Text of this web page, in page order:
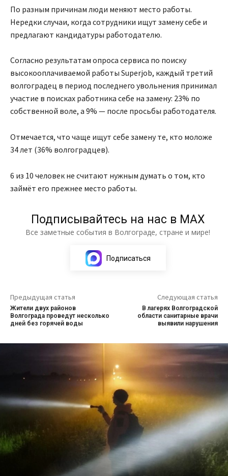
По разным причинам люди меняют место работы.
Нередки случаи, когда сотрудники ищут замену себе и
предлагают кандидатуры работодателю.
Согласно результатам опроса сервиса по поиску
высокооплачиваемой работы Superjob, каждый третий
волгоградец в период последнего увольнения принимал
участие в поисках работника себе на замену: 23% по
собственной воле, а 9% — после просьбы работодателя.
Отмечается, что чаще ищут себе замену те, кто моложе
34 лет (36% волгоградцев).
6 из 10 человек не считают нужным думать о том, кто
займёт его прежнее место работы.
Подписывайтесь на нас в МАХ
Все заметные события в Волгограде, стране и мире!
Подписаться
Предыдущая статья
Жители двух районов
Волгограда проведут несколько
дней без горячей воды
Следующая статья
В лагерях Волгоградской
области санитарные врачи
выявили нарушения